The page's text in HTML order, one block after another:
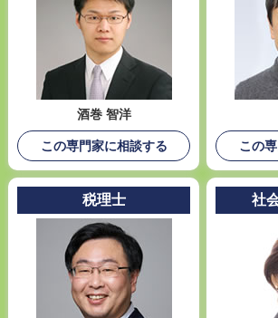
酒巻 智洋
この専門家に相談する この
税理士 社